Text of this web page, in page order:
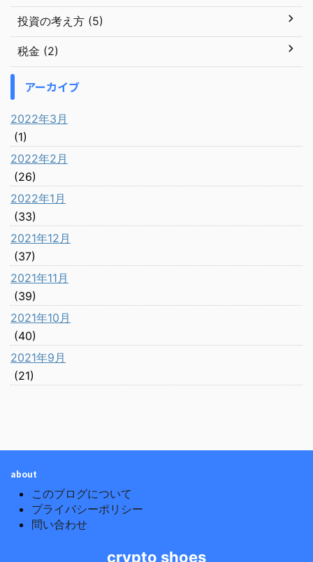
投資の考え方 (5)
税金 (2)
アーカイブ
2022年3月
(1)
2022年2月
(26)
2022年1月
(33)
2021年12月
(37)
2021年11月
(39)
2021年10月
(40)
2021年9月
(21)
about
このブログについて
プライバシーポリシー
問い合わせ
crypto shoes